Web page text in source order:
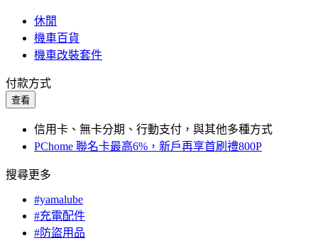
休閒
機車百貨
機車改裝套件
付款方式
查看
信用卡、無卡分期、行動支付，與其他多種方式
PChome 聯名卡最高6%，新戶再享首刷禮800P
搜尋更多
#yamalube
#充電配件
#防盜用品